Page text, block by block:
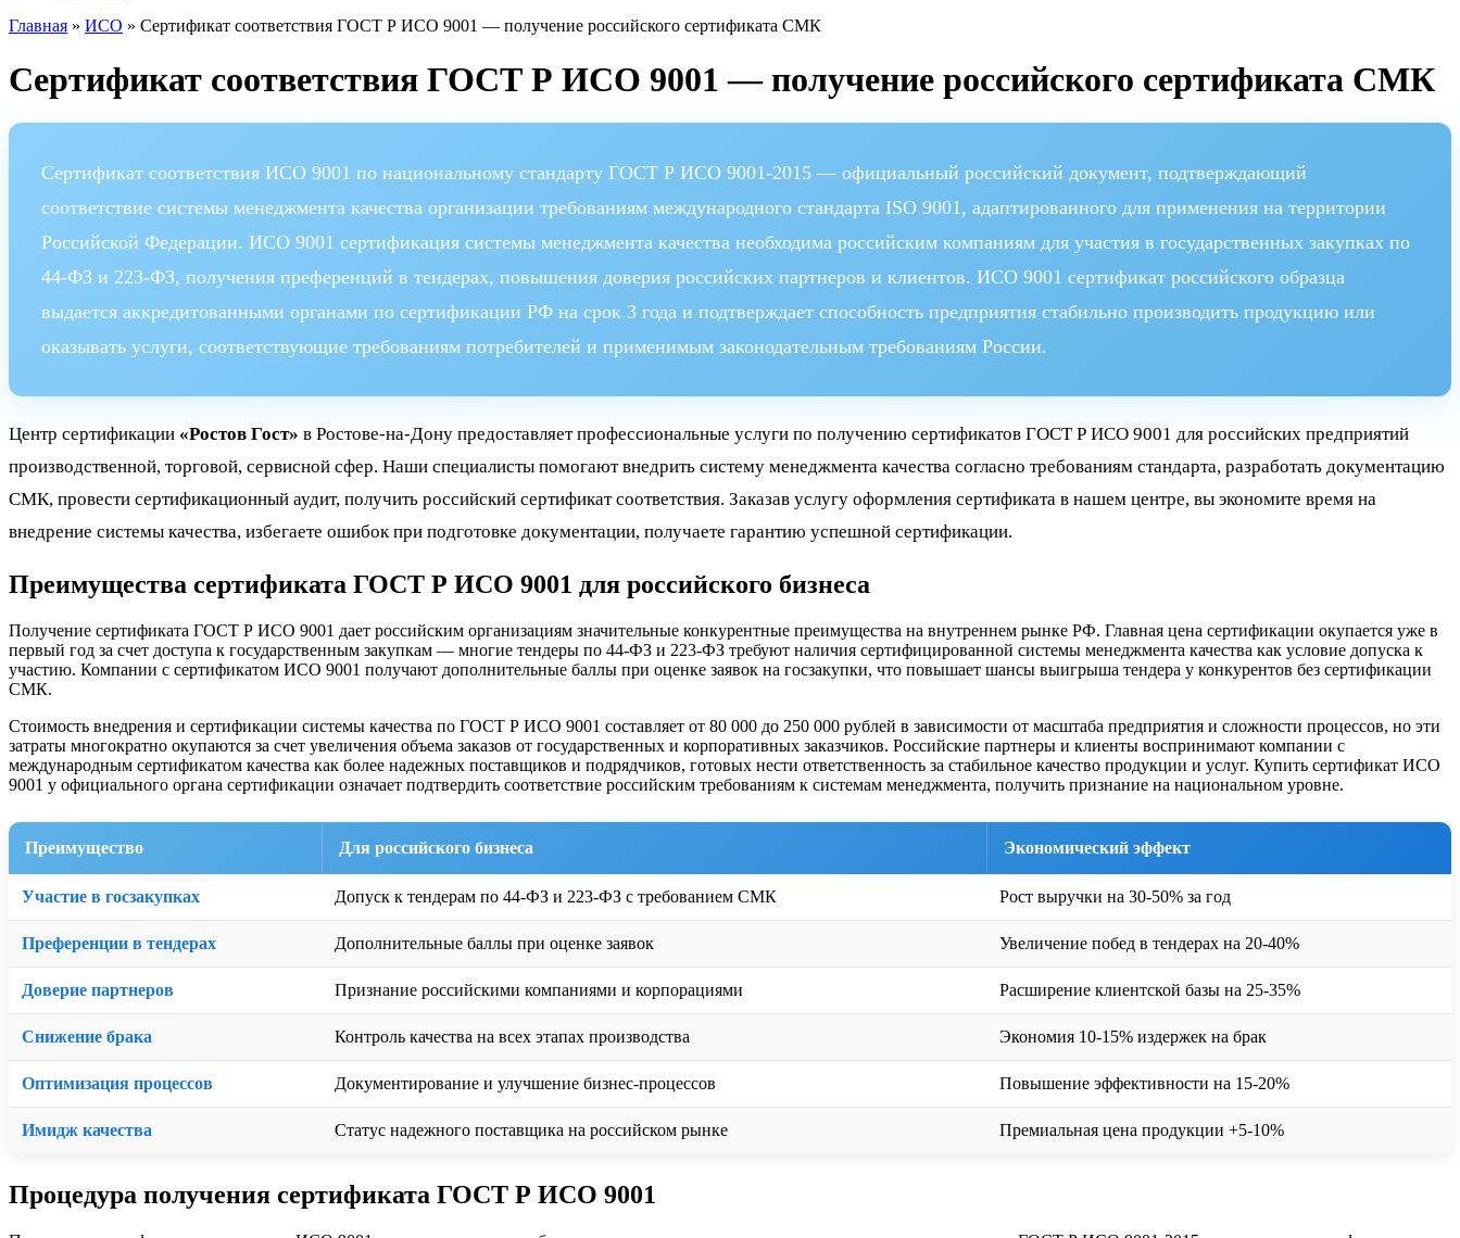
Главная » ИСО » Сертификат соответствия ГОСТ Р ИСО 9001 — получение российского сертификата СМК
Сертификат соответствия ГОСТ Р ИСО 9001 — получение российского сертификата СМК
Сертификат соответствия ИСО 9001 по национальному стандарту ГОСТ Р ИСО 9001-2015 — официальный российский документ, подтверждающий
соответствие системы менеджмента качества организации требованиям международного стандарта ISO 9001, адаптированного для применения на территории
Российской Федерации. ИСО 9001 сертификация системы менеджмента качества необходима российским компаниям для участия в государственных закупках по
44-ФЗ и 223-ФЗ, получения преференций в тендерах, повышения доверия российских партнеров и клиентов. ИСО 9001 сертификат российского образца
выдается аккредитованными органами по сертификации РФ на срок 3 года и подтверждает способность предприятия стабильно производить продукцию или
оказывать услуги, соответствующие требованиям потребителей и применимым законодательным требованиям России.
Центр сертификации «Ростов Гост» в Ростове-на-Дону предоставляет профессиональные услуги по получению сертификатов ГОСТ Р ИСО 9001 для российских предприятий
производственной, торговой, сервисной сфер. Наши специалисты помогают внедрить систему менеджмента качества согласно требованиям стандарта, разработать документацию
СМК, провести сертификационный аудит, получить российский сертификат соответствия. Заказав услугу оформления сертификата в нашем центре, вы экономите время на
внедрение системы качества, избегаете ошибок при подготовке документации, получаете гарантию успешной сертификации.
Преимущества сертификата ГОСТ Р ИСО 9001 для российского бизнеса
Получение сертификата ГОСТ Р ИСО 9001 дает российским организациям значительные конкурентные преимущества на внутреннем рынке РФ. Главная цена сертификации окупается уже в
первый год за счет доступа к государственным закупкам — многие тендеры по 44-ФЗ и 223-ФЗ требуют наличия сертифицированной системы менеджмента качества как условие допуска к
участию. Компании с сертификатом ИСО 9001 получают дополнительные баллы при оценке заявок на госзакупки, что повышает шансы выигрыша тендера у конкурентов без сертификации
СМК.
Стоимость внедрения и сертификации системы качества по ГОСТ Р ИСО 9001 составляет от 80 000 до 250 000 рублей в зависимости от масштаба предприятия и сложности процессов, но эти
затраты многократно окупаются за счет увеличения объема заказов от государственных и корпоративных заказчиков. Российские партнеры и клиенты воспринимают компании с
международным сертификатом качества как более надежных поставщиков и подрядчиков, готовых нести ответственность за стабильное качество продукции и услуг. Купить сертификат ИСО
9001 у официального органа сертификации означает подтвердить соответствие российским требованиям к системам менеджмента, получить признание на национальном уровне.
Преимущество Для российского бизнеса Экономический эффект
Участие в госзакупках Допуск к тендерам по 44-ФЗ и 223-ФЗ с требованием СМК Рост выручки на 30-50% за год
Преференции в тендерах Дополнительные баллы при оценке заявок Увеличение побед в тендерах на 20-40%
Доверие партнеров Признание российскими компаниями и корпорациями Расширение клиентской базы на 25-35%
Снижение брака Контроль качества на всех этапах производства Экономия 10-15% издержек на брак
Оптимизация процессов Документирование и улучшение бизнес-процессов Повышение эффективности на 15-20%
Имидж качества Статус надежного поставщика на российском рынке Премиальная цена продукции +5-10%
Процедура получения сертификата ГОСТ Р ИСО 9001